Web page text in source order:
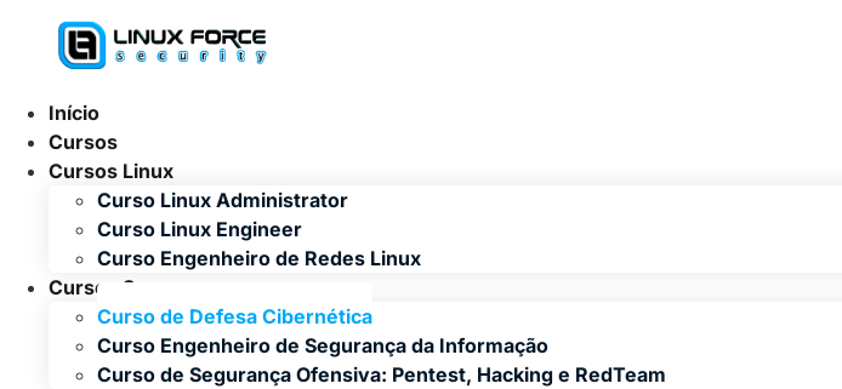
conteúdo
Início
Cursos
Cursos Linux
Curso Linux Administrator
Curso Linux Engineer
Curso Engenheiro de Redes Linux
Cursos Segurança
Curso de Defesa Cibernética
Curso Engenheiro de Segurança da Informação
Curso de Segurança Ofensiva: Pentest, Hacking e RedTeam